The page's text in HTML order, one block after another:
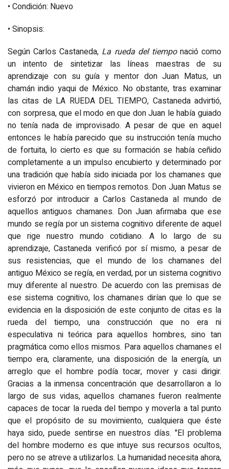
• Condición: Nuevo
• Sinopsis:
Según Carlos Castaneda, La rueda del tiemponació como
un intento de sintetizar las líneas maestras de su
aprendizaje con su guía y mentor don Juan Matus, un
chamán indio yaqui de México. No obstante, tras examinar
las citas de LA RUEDA DEL TIEMPO, Castaneda advirtió,
con sorpresa, que el modo en que don Juan le había guiado
no tenía nada de improvisado. A pesar de que en aquel
entonces le había parecido que su instrucción tenía mucho
de fortuita, lo cierto es que su formación se había ceñido
completamente a un impulso encubierto y determinado por
una tradición que había sido iniciada por los chamanes que
vivieron en México en tiempos remotos. Don Juan Matus se
esforzó por introducir a Carlos Castaneda al mundo de
aquellos antiguos chamanes. Don Juan afirmaba que ese
mundo se regía por un sistema cognitivo diferente de aquel
que rige nuestro mundo cotidiano. A lo largo de su
aprendizaje, Castaneda verificó por sí mismo, a pesar de
sus resistencias, que el mundo de los chamanes del
antiguo México se regía, en verdad, por un sistema cognitivo
muy diferente al nuestro. De acuerdo con las premisas de
ese sistema cognitivo, los chamanes dirían que lo que se
evidencia en la disposición de este conjunto de citas es la
rueda del tiempo, una construcción que no era ni
especulativa ni teórica para aquellos hombres, sino tan
pragmática como ellos mismos. Para aquellos chamanes el
tiempo era, claramente, una disposición de la energía, un
arreglo que el hombre podía tocar, mover y casi dirigir.
Gracias a la inmensa concentración que desarrollaron a lo
largo de sus vidas, aquellos chamanes fueron realmente
capaces de tocar la rueda del tiempo y moverla a tal punto
que el propósito de su movimiento, cualquiera que éste
haya sido, puede sentirse en nuestros días. "El problema
del hombre moderno es que intuye sus recursos ocultos,
pero no se atreve a utilizarlos. La humanidad necesita ahora,